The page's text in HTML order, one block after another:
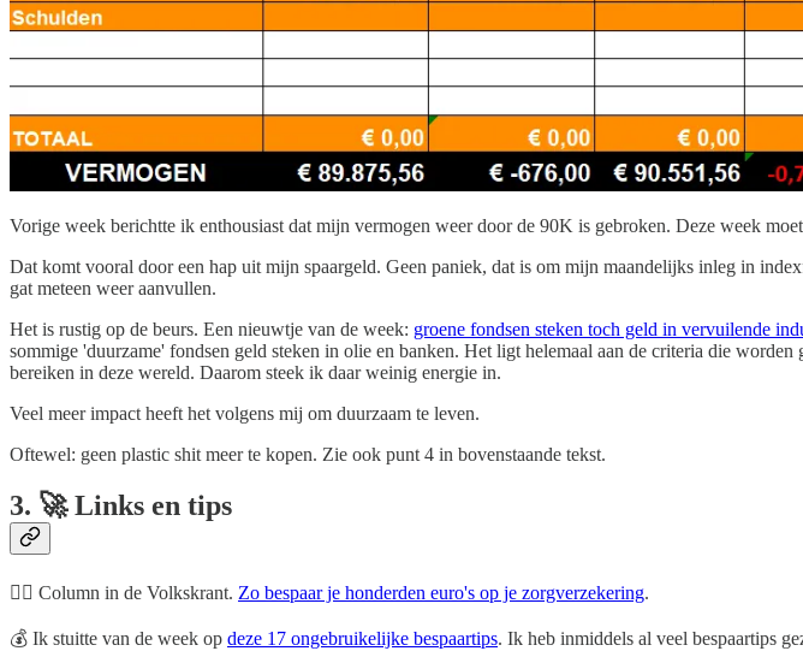
Vorige week berichtte ik enthousiast dat mijn vermogen weer door de 90K is gebroken. Deze week
Dat komt vooral door een hap uit mijn spaargeld. Geen paniek, dat is om mijn maandelijks inleg in
gat meteen weer aanvullen.
Het is rustig op de beurs. Een nieuwtje van de week: groene fondsen steken toch geld in vervuilende
sommige 'duurzame' fondsen geld steken in olie en banken. Het ligt helemaal aan de criteria die
bereiken in deze wereld. Daarom steek ik daar weinig energie in.
Veel meer impact heeft het volgens mij om duurzaam te leven.
Oftewel: geen plastic shit meer te kopen. Zie ook punt 4 in bovenstaande tekst.
3. 🚀 Links en tips
👨‍⚕️ Column in de Volkskrant. Zo bespaar je honderden euro's op je zorgverzekering.
💰 Ik stuitte van de week op deze 17 ongebruikelijke bespaartips. Ik heb inmiddels al veel bespaartips